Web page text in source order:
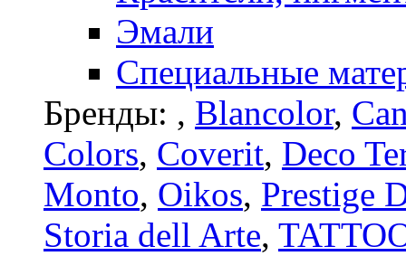
Эмали
Специальные
Бренды: , Blancolor,
Colors, Coverit, Deco
Monto, Oikos, Prestige
Storia dell Arte,